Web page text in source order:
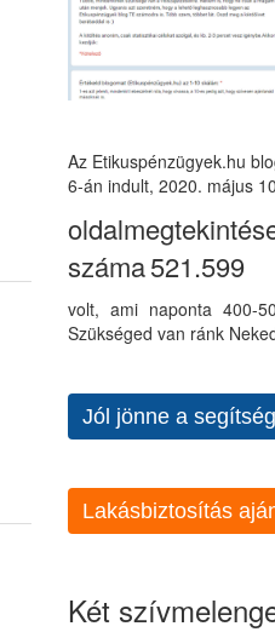
Az Etikuspénzügyek.hu
6-án indult, 2020. május
száma521.599
volt, ami naponta 400-
Szükséged van ránk
Jól jönne a
Lakásbiztosítás
Két